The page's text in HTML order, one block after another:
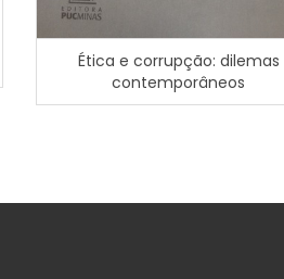
Ética e corrupção: dilemas
contemporâneos